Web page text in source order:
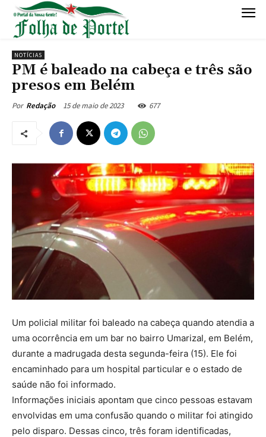
NOTÍCIAS
PM é baleado na cabeça e três são
presos em Belém
Por Redação 15 de maio de 2023 677
Um policial militar foi baleado na cabeça quando atendia a
uma ocorrência em um bar no bairro Umarizal, em Belém,
durante a madrugada desta segunda-feira (15). Ele foi
encaminhado para um hospital particular e o estado de
saúde não foi informado.
Informações iniciais apontam que cinco pessoas estavam
envolvidas em uma confusão quando o militar foi atingido
pelo disparo. Dessas cinco, três foram identificadas,